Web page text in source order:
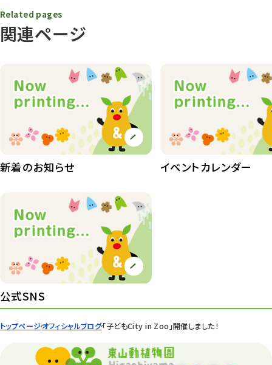
トップページオフィシャルブログ「子どもCity in Zoo」開催しました！
動物園
動物園その他 117
植物園 510
植物たち 407
植物園長の庭
桜情報
紅葉情報
ズーボ
イベント
関連ページ
Related pages
新着のお知らせ イベントカレンダー
公式SNS